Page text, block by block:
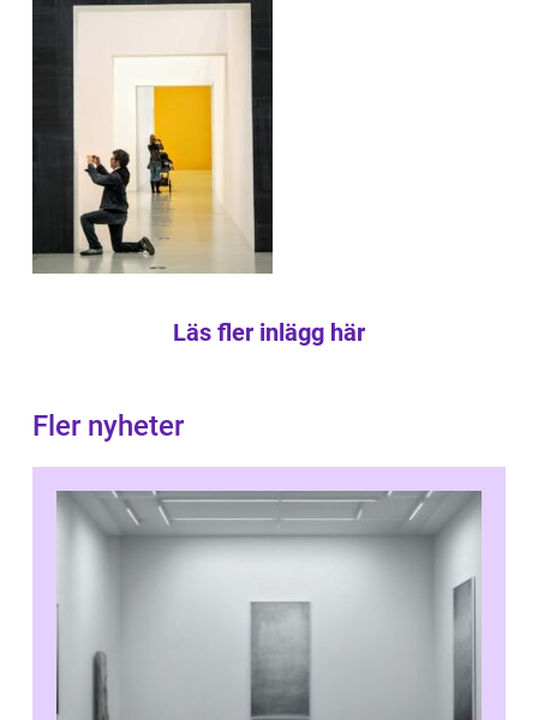
Läs fler inlägg här
Fler nyheter